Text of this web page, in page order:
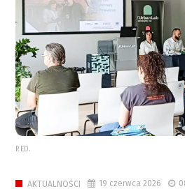
RED.
AKTUALNOŚCI 19 czerwca 2026